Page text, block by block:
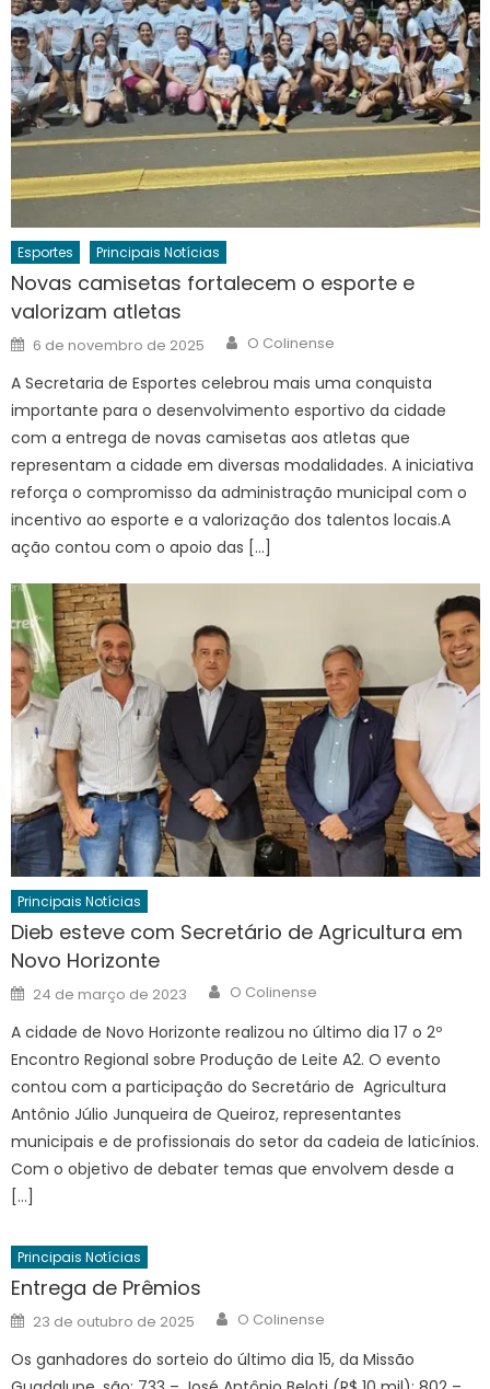
Esportes Principais Notícias
Novas camisetas fortalecem o esporte e
valorizam atletas
Posted
on
6 de novembro de 2025 Author
O Colinense
A Secretaria de Esportes celebrou mais uma conquista
importante para o desenvolvimento esportivo da cidade
com a entrega de novas camisetas aos atletas que
representam a cidade em diversas modalidades. A iniciativa
reforça o compromisso da administração municipal com o
incentivo ao esporte e a valorização dos talentos locais.A
ação contou com o apoio das […]
Principais Notícias
Dieb esteve com Secretário de Agricultura em
Novo Horizonte
Posted
on
24 de março de 2023 Author
O Colinense
A cidade de Novo Horizonte realizou no último dia 17 o 2º
Encontro Regional sobre Produção de Leite A2. O evento
contou com a participação do Secretário de Agricultura
Antônio Júlio Junqueira de Queiroz, representantes
municipais e de profissionais do setor da cadeia de laticínios.
Com o objetivo de debater temas que envolvem desde a
[…]
Principais Notícias
Entrega de Prêmios
Posted
on
23 de outubro de 2025 Author
O Colinense
Os ganhadores do sorteio do último dia 15, da Missão